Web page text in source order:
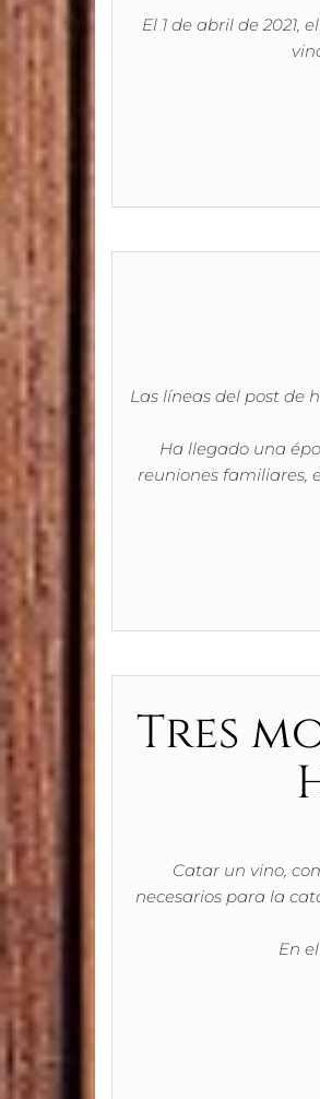
El 1 de abril de
Las líneas del post de
Ha llegado una
reuniones familiares,
Tres
Catar un vino,
necesarios para la
En